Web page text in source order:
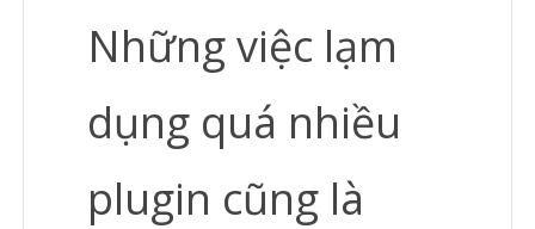
Những việc lạm
dụng quá nhiều
plugin cũng là